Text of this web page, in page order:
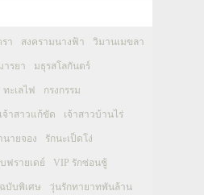
า สงครามนางฟ้า วิมานเมขลา
ารยา มธุรสโลกันตร์
ทะเลไฟ กรงกรรม
เจ้าสาวแก้ขัด เจ้าสาวบ้านไร่
นายจอง รักนะเป็ดโง่
ฟรายเดย์ VIP รักซ่อนชู้
บับพิเศษ วุ่นรักทายาทพันล้าน